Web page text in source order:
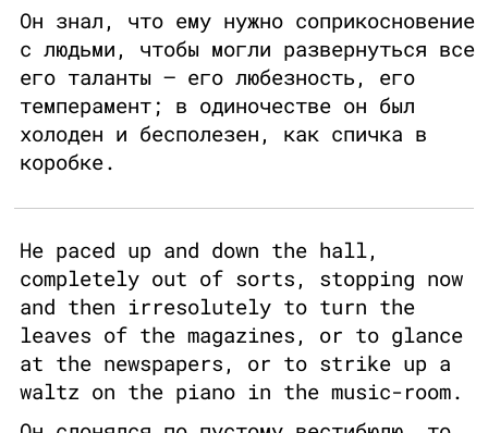
Он знал, что ему нужно соприкосновение
с людьми, чтобы могли развернуться все
его таланты – его любезность, его
темперамент; в одиночестве он был
холоден и бесполезен, как спичка в
коробке.
He paced up and down the hall,
completely out of sorts, stopping now
and then irresolutely to turn the
leaves of the magazines, or to glance
at the newspapers, or to strike up a
waltz on the piano in the music-room.